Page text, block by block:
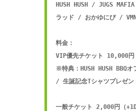
HUSH HUSH / JUGS
ラッド / おかゆにぴ /
料金：
VIP優先チケット 10,000円
※特典：HUSH HUSH BBQ
/ 生誕記念Tシャツプレゼ
一般チケット 2,000円（+1D